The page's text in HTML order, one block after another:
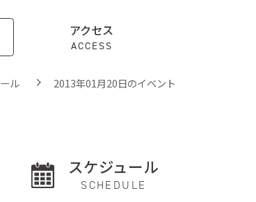
アクセス
ACCESS
ル 2013年01月20日のイベント
スケジュール
SCHEDULE